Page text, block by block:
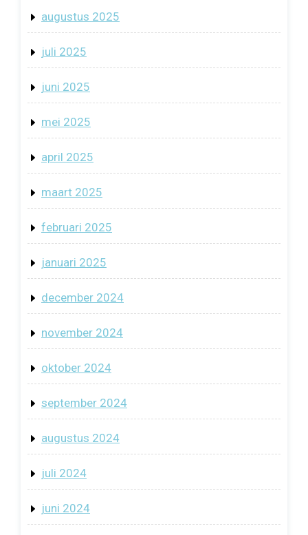
augustus 2025
juli 2025
juni 2025
mei 2025
april 2025
maart 2025
februari 2025
januari 2025
december 2024
november 2024
oktober 2024
september 2024
augustus 2024
juli 2024
juni 2024